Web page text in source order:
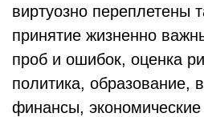
виртуозно переплетены
принятие жизненно
проб и ошибок, оценка
политика, образование,
финансы,